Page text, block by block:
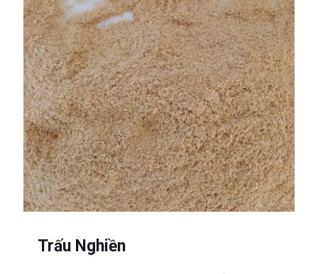
Trấu Nghiền